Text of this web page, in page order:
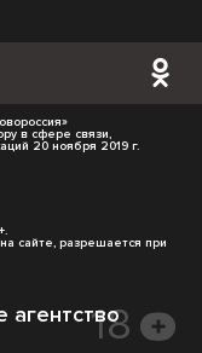
в сфере связи,
20 ноября 2019 г.
сайте, разрешается при